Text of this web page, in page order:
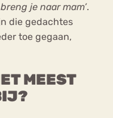
breng je naar mam’.
die gedachtes
toe gegaan,
MEEST